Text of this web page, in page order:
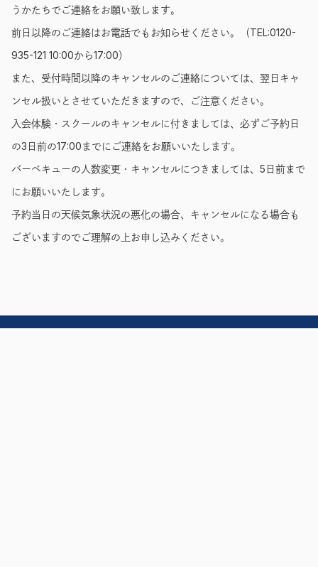
うかたちでご連絡をお願い致します。
前日以降のご連絡はお電話でもお知らせください。（TEL:0120-
935-121 10:00から17:00）
また、受付時間以降のキャンセルのご連絡については、翌日キャ
ンセル扱いとさせていただきますので、ご注意ください。
入会体験・スクールのキャンセルに付きましては、必ずご予約日
の3日前の17:00までにご連絡をお願いいたします。
バーベキューの人数変更・キャンセルにつきましては、5日前まで
にお願いいたします。
予約当日の天候気象状況の悪化の場合、キャンセルになる場合も
ございますのでご理解の上お申し込みください。